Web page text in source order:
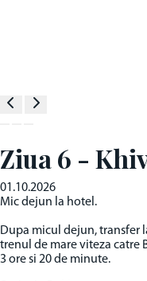
Ziua 6 -
01.10.2026
Mic dejun la hotel.
Dupa micul dejun, transfer
trenul de mare viteza catre
3 ore si 20 de minute.